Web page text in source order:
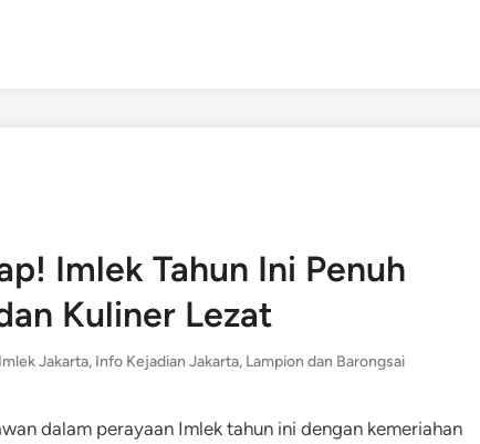
Imlek Tahun Ini Penuh
Kuliner Lezat
Imlek Jakarta, Info Kejadian Jakarta, Lampion dan Barongsai
dalam perayaan Imlek tahun ini dengan kemeriahan